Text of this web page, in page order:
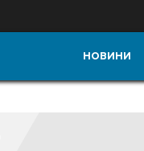
НОВИНИ